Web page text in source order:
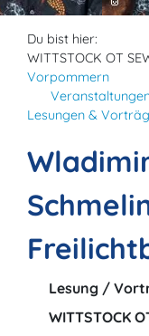
Du bist hier:
WITTSTOCK OT
Vorpommern
Lesungen &
Lesung /
WITTSTOCK